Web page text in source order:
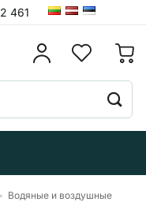
461
Водяные и воздушные